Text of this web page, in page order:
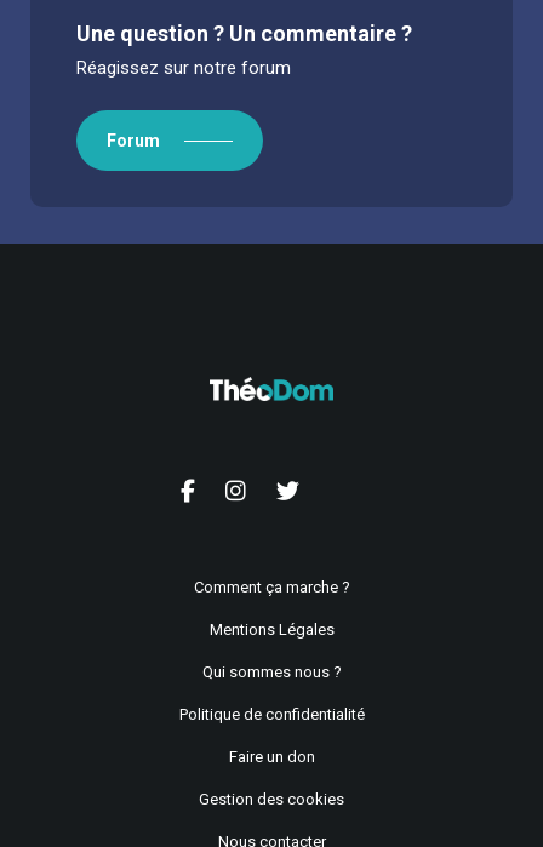
Une question ? Un commentaire ?
Réagissez sur notre forum
Forum
Comment ça marche ?
Mentions Légales
Qui sommes nous ?
Politique de confidentialité
Faire un don
Gestion des cookies
Nous contacter